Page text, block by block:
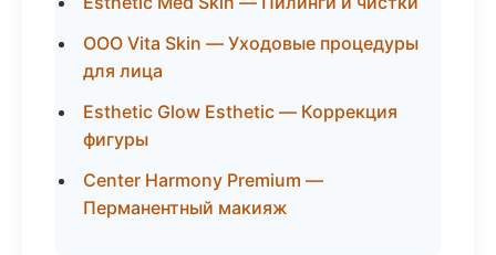
ООО Vita Skin — Уходовые процедуры
для лица
Esthetic Glow Esthetic — Коррекция
фигуры
Center Harmony Premium —
Перманентный макияж